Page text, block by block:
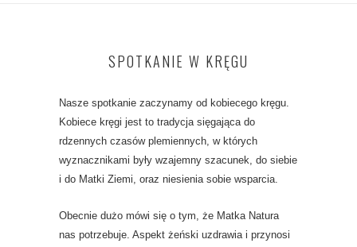
SPOTKANIE W KRĘGU
Nasze spotkanie zaczynamy od kobiecego kręgu.
Kobiece kręgi jest to tradycja sięgająca do
rdzennych czasów plemiennych, w których
wyznacznikami były wzajemny szacunek, do siebie
i do Matki Ziemi, oraz niesienia sobie wsparcia.
Obecnie dużo mówi się o tym, że Matka Natura
nas potrzebuje. Aspekt żeński uzdrawia i przynosi